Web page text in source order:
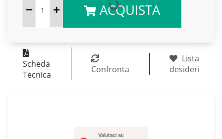
ACQUISTA
Scheda
Tecnica
Confronta
Lista
desideri